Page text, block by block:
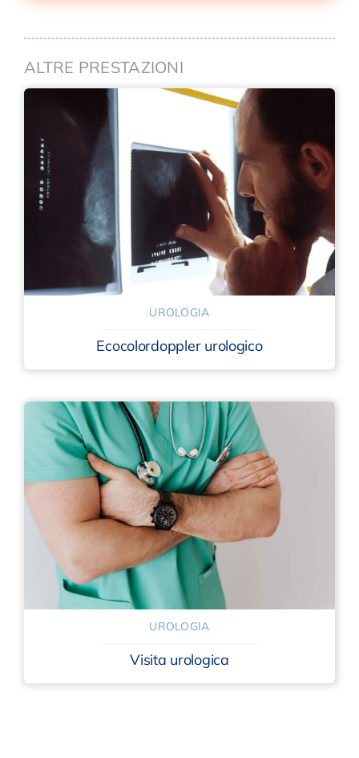
ALTRE PRESTAZIONI
UROLOGIA
Ecocolordoppler urologico
UROLOGIA
Visita urologica